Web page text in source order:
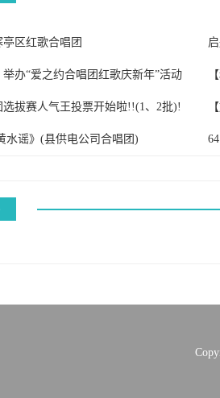
亭区红歌合唱团
举办“爱之约合唱团红歌庆新年”活动
拔赛人气王投票开始啦!!(1、2批)!
水谣》(县供电公司合唱团)